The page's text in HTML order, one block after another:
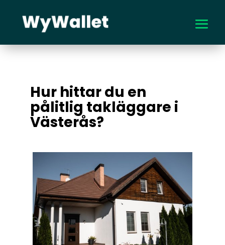
Hur hittar du en
pålitlig takläggare i
Västerås?